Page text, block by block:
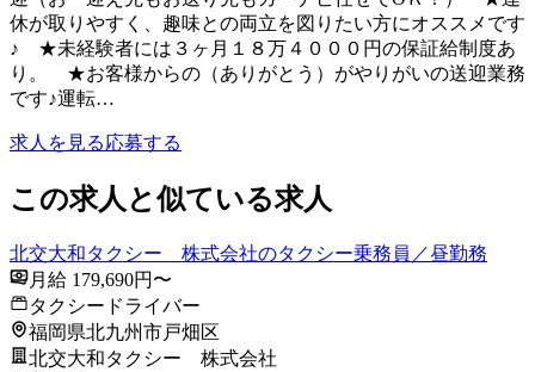
休が取りやすく、趣味との両立を図りたい方にオススメです
♪ ★未経験者には３ヶ月１８万４０００円の保証給制度あ
り。 ★お客様からの（ありがとう）がやりがいの送迎業務
です♪運転…
求人を見る応募する
この求人と似ている求人
北交大和タクシー 株式会社のタクシー乗務員／昼勤務
月給 179,690円〜
タクシードライバー
福岡県北九州市戸畑区
北交大和タクシー 株式会社